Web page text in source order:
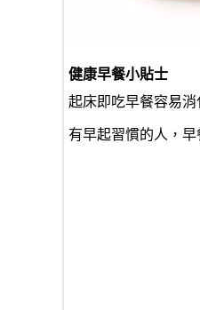
健康早餐小貼士
起床即吃早餐容易消
有早起習慣的人，